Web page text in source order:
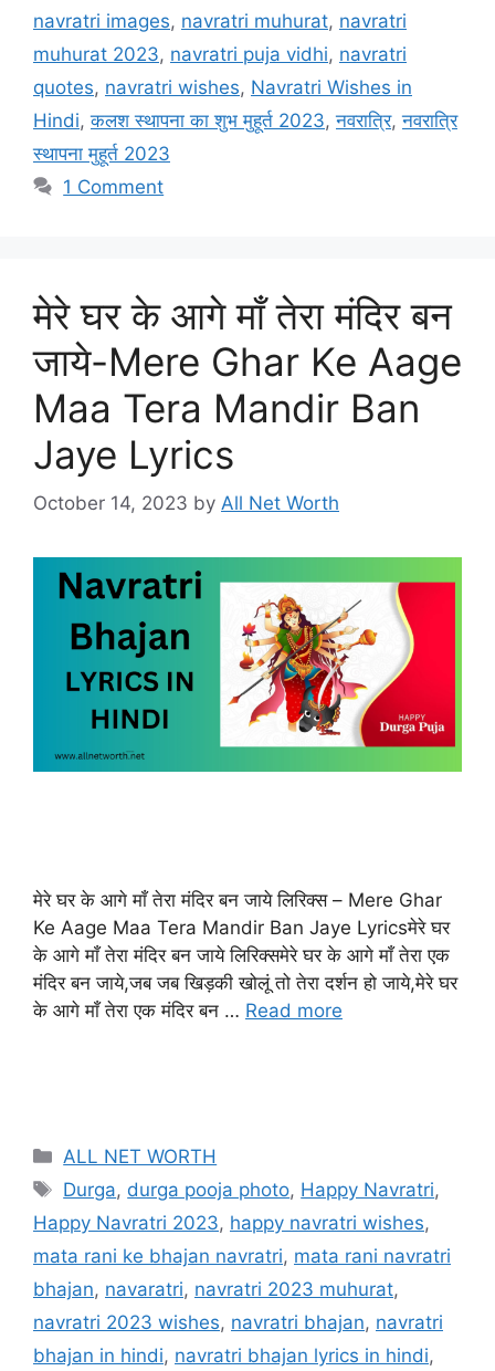
navratri images, navratri muhurat, navratri
muhurat 2023, navratri puja vidhi, navratri
quotes, navratri wishes, Navratri Wishes in
Hindi,कलश स्थापना का शुभ मुहूर्त 2023,नवरात्रि,नवरात्रि
स्थापना मुहूर्त 2023
1 Comment
मेरे घर के आगे माँ तेरा मंदिर बन
जाये-Mere Ghar Ke Aage
Maa Tera Mandir Ban
Jaye Lyrics
October 14, 2023 by All Net Worth
मेरे घर के आगे माँ तेरा मंदिर बन जाये लिरिक्स – Mere Ghar
Ke Aage Maa Tera Mandir Ban Jaye Lyricsमेरे घर
के आगे माँ तेरा मंदिर बन जाये लिरिक्समेरे घर के आगे माँ तेरा एक
मंदिर बन जाये,जब जब खिड़की खोलूं तो तेरा दर्शन हो जाये,मेरे घर
के आगे माँ तेरा एक मंदिर बन … Read more
ALL NET WORTH
Durga, durga pooja photo, Happy Navratri,
Happy Navratri 2023, happy navratri wishes,
mata rani ke bhajan navratri, mata rani navratri
bhajan, navaratri, navratri 2023 muhurat,
navratri 2023 wishes, navratri bhajan, navratri
bhajan in hindi, navratri bhajan lyrics in hindi,